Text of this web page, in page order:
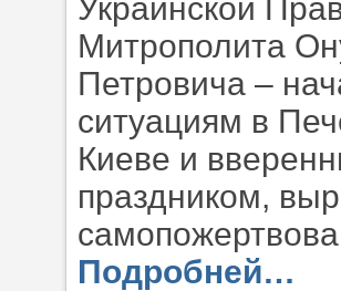
Украинской
Митрополита
Петровича –
ситуациям в
Киеве и
праздником,
Подробней…